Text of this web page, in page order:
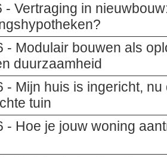
- Vertraging in
- Modulair bouwen als
duurzaamheid
- Mijn huis is ingericht,
tuin
- Hoe je jouw woning